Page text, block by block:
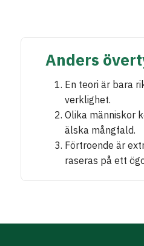
Anders
En teori är bara
verklighet.
Olika människor
älska mångfald.
Förtroende är
raseras på ett